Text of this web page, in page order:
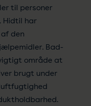
til personer
Hidtil har
den
Bad-
område at
brugt under